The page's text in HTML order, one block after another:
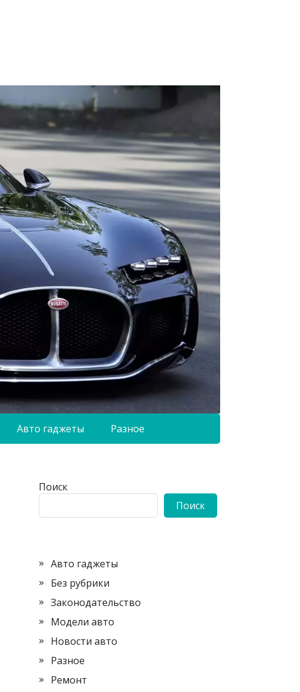
Авто гаджеты Разное
Поиск
Поиск
Авто гаджеты
Без рубрики
Законодательство
Модели авто
Новости авто
Разное
Ремонт